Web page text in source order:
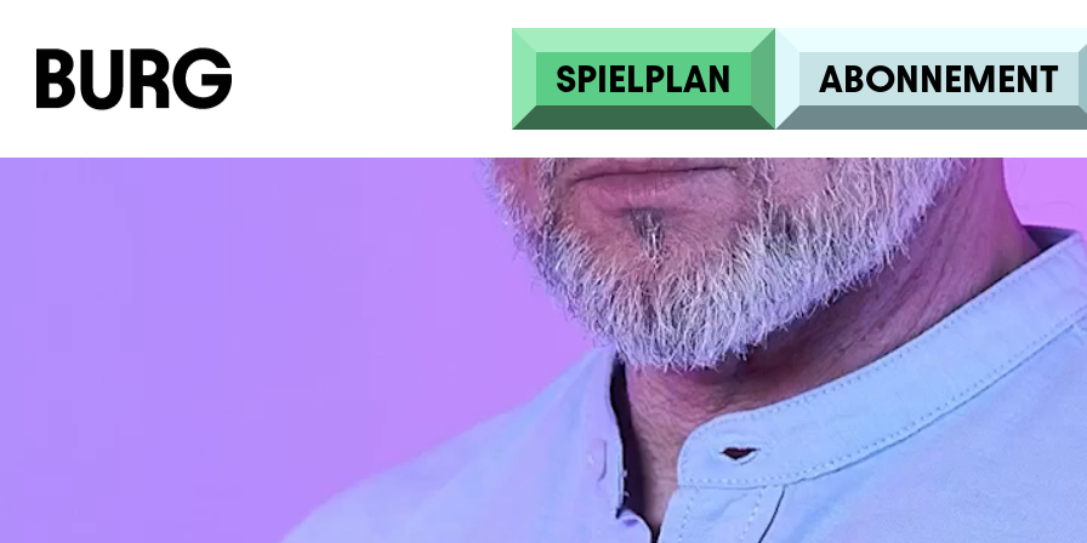
SPIELPLAN ABONNEMENT